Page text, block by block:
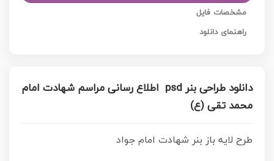
مشخصات فایل
راهنمای دانلود
دانلود طراحی بنر psd اطلاع رسانی مراسم شهادت امام
محمد تقی (ع)
طرح لایه باز بنر شهادت امام جواد